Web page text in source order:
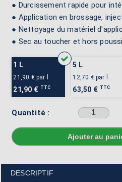
● Durcissement rapide pour
● Application en brossage,
● Nettoyage du matériel
● Sec au toucher et hors
1 L
21,90 €par l
21,90 € TTC
5 L
12,70 €par l
63,50 € TTC
Quantité :
Sélectionner une couleur avant
DESCRIPTIF